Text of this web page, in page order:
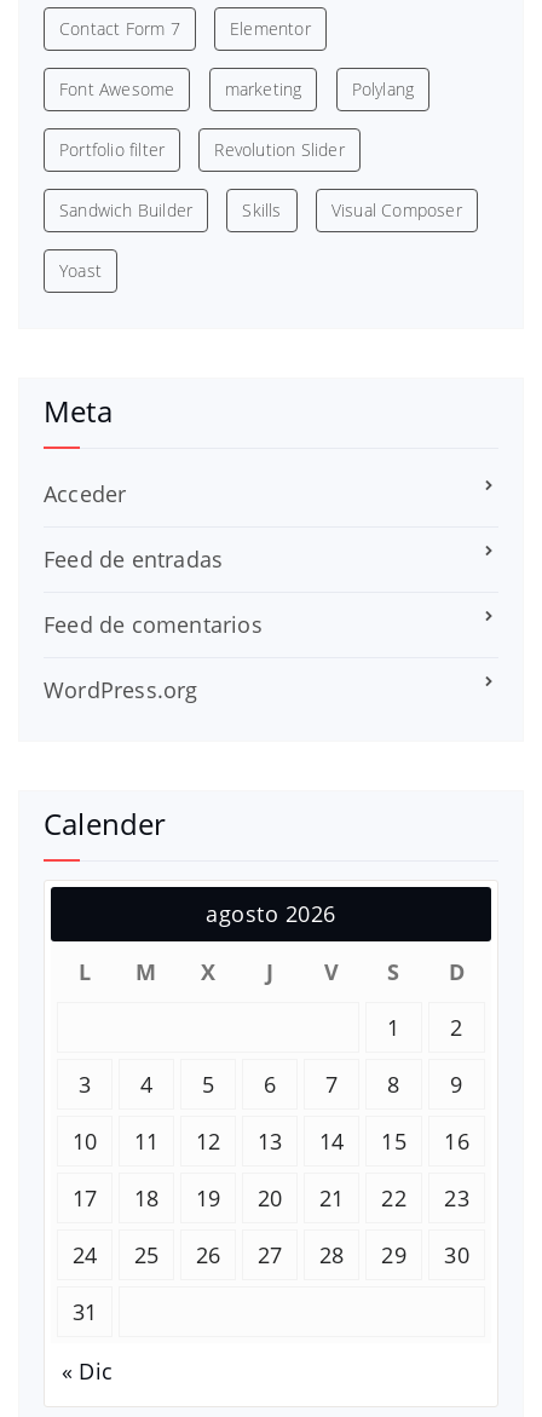
Contact Form 7 Elementor
Font Awesome marketing Polylang
Portfolio filter Revolution Slider
Sandwich Builder Skills Visual Composer
Yoast
Meta
Acceder
Feed de entradas
Feed de comentarios
WordPress.org
Calender
agosto 2026
L
M X J V S
D
1
2
3
4 5 6 7 8
9
10
11 12 13 14 15
16
17
18 19 20 21 22
23
24
25 26 27 28 29
30
31
« Dic